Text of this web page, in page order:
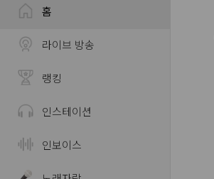
홈
라이브 방송
랭킹
인스테이션
인보이스